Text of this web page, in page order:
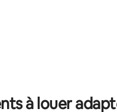
5, 44 commentaires
à louer